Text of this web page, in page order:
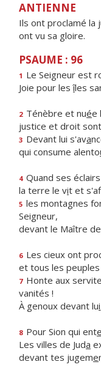
ANTIENNE
Ils ont proclamé la
ont vu sa gloire.
PSAUME : 96
1 Le Seigneur est
Joie pour lesîles
2 Ténèbre et nuée
justice et droit
3 Devant lui s'ava
qui consume alento
4 Quand ses
la terre le vit et
5 les montagnes
Seigneur,
devant le Maître
6 Les cieux ont
et tous les
7 Honte aux
vanités !
À genoux devant lui
8 Pour Sion qui ente
Les villes de Juda
devant tes jugeme